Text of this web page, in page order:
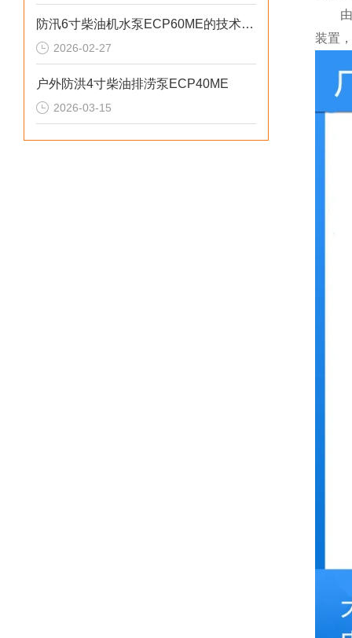
防汛6寸柴油机水泵ECP60ME的技术参数
2026-02-27
户外防洪4寸柴油排涝泵ECP40ME
2026-03-15
由于
装置